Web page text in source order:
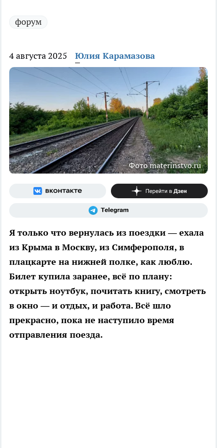
форум
4 августа 2025 Юлия Карамазова
Фото materinstvo.ru
Я только что вернулась из поездки — ехала
из Крыма в Москву, из Симферополя, в
плацкарте на нижней полке, как люблю.
Билет купила заранее, всё по плану:
открыть ноутбук, почитать книгу, смотреть
в окно — и отдых, и работа. Всё шло
прекрасно, пока не наступило время
отправления поезда.